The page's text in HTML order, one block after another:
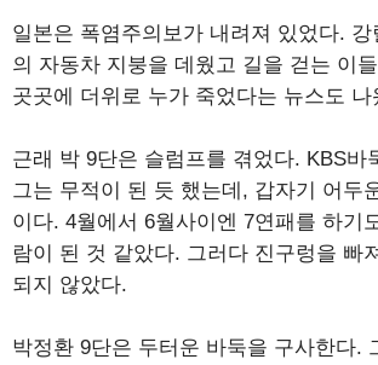
일본은 폭염주의보가 내려져 있었다. 강
의 자동차 지붕을 데웠고 길을 걷는 이
곳곳에 더위로 누가 죽었다는 뉴스도 나
근래 박 9단은 슬럼프를 겪었다. KBS바
그는 무적이 된 듯 했는데, 갑자기 어두
이다. 4월에서 6월사이엔 7연패를 하기
람이 된 것 같았다. 그러다 진구렁을 빠
되지 않았다.
박정환 9단은 두터운 바둑을 구사한다.